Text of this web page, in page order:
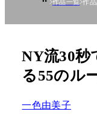
NY流30秒
る55のル
一色由美子